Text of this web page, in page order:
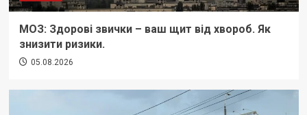
МОЗ: Здорові звички – ваш щит від хвороб. Як
знизити ризики.
05.08.2026